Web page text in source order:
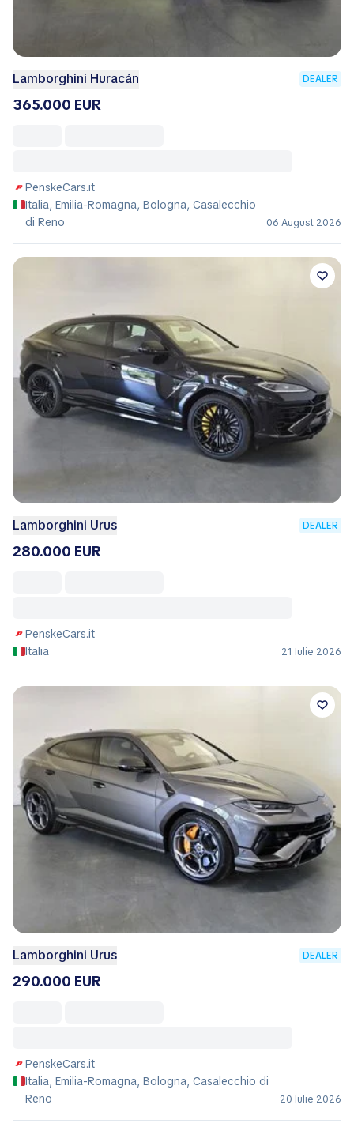
Lamborghini Huracán DEALER
365.000 EUR
PenskeCars.it
Italia, Emilia-Romagna, Bologna, Casalecchio
di Reno
06 August 2026
Lamborghini Urus DEALER
280.000 EUR
PenskeCars.it
Italia
21 Iulie 2026
Lamborghini Urus DEALER
290.000 EUR
PenskeCars.it
Italia, Emilia-Romagna, Bologna, Casalecchio di
Reno
20 Iulie 2026